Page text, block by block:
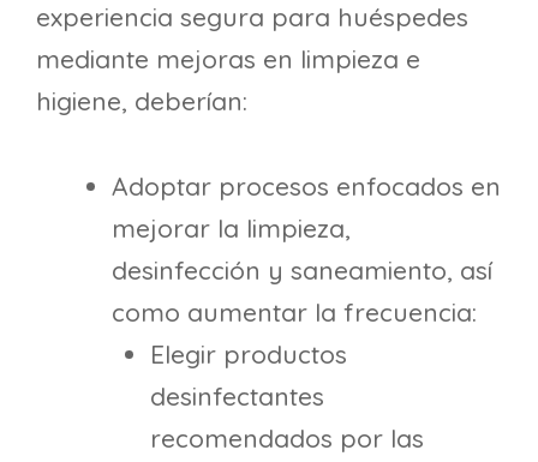
experiencia segura para huéspedes
mediante mejoras en limpieza e
higiene, deberían:
Adoptar procesos enfocados en
mejorar la limpieza,
desinfección y saneamiento, así
como aumentar la frecuencia:
Elegir productos
desinfectantes
recomendados por las